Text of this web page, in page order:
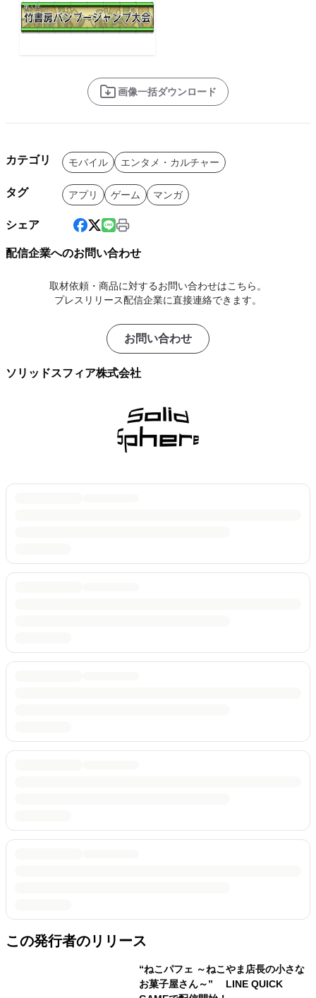
画像一括ダウンロード
カテゴリ モバイル エンタメ・カルチャー
タグ アプリ ゲーム マンガ
シェア
配信企業へのお問い合わせ
取材依頼・商品に対するお問い合わせはこちら。
プレスリリース配信企業に直接連絡できます。
お問い合わせ
ソリッドスフィア株式会社
この発行者のリリース
“ねこパフェ ～ねこやま店長の小さな
お菓子屋さん～” LINE QUICK